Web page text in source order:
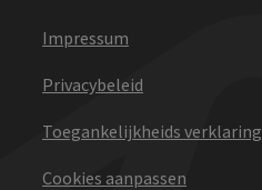
Impressum
Privacybeleid
Toegankelijkheids verklaring
Cookies aanpassen